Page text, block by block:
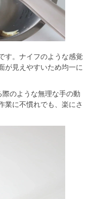
す。ナイフのような感覚
が見えやすいため均一に
のような無理な手の動
業に不慣れでも、楽にさ